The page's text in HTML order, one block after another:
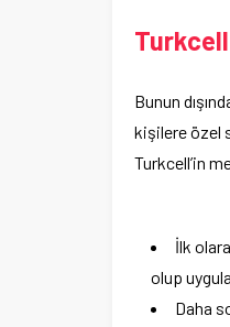
Turkcell
Bunun
kişilere özel
Turkcell’in
İlk
olup
Daha